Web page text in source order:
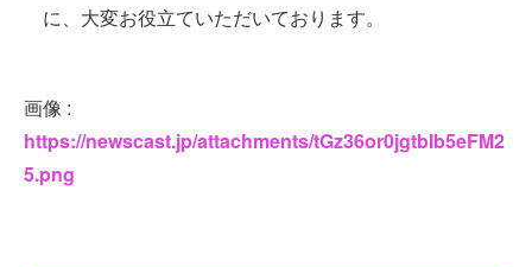
に、大変お役立ていただいております。
画像 :
https://newscast.jp/attachments/tGz36or0jgtbIb5eFM2
5.png